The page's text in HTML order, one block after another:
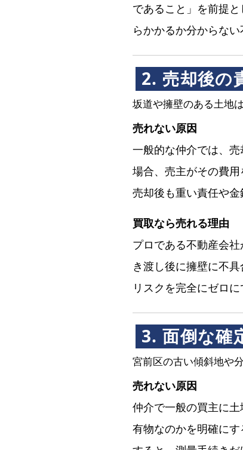
であること」を前提
らかかるか分からな
2. 売却後の
坂道や擁壁のある土地
売れない原因
一般的な仲介では、
場合、売主がその費
売却後も重い責任や金
買取なら売れる理由
プロである不動産会
き渡し後に擁壁に不
リスクを完全にゼロ
3. 面倒な確
宮前区の古い傾斜地や
売れない原因
仲介で一般の買主に
有物なのかを明確に